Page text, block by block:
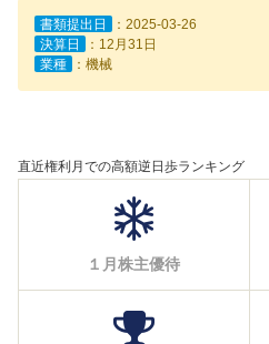
書類提出日
：2025-03-26
決算日
：12月31日
業種
：機械
直近権利月での高額逆日歩ランキング
１月株主優待